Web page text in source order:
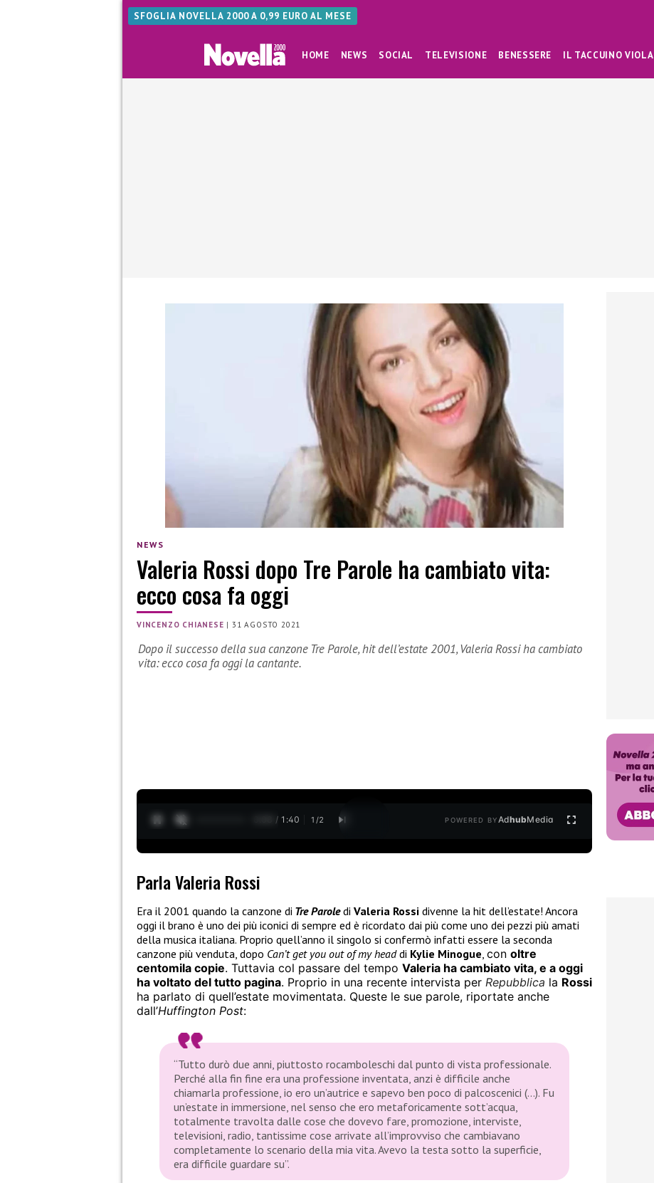
SFOGLIA NOVELLA 2000 A 0,99 EURO AL MESE
HOME NEWS SOCIAL TELEVISIONE BENESSERE IL TACCUINO VIOLA
NEWS
Valeria Rossi dopo Tre Parole ha cambiato vita:
ecco cosa fa oggi
VINCENZO CHIANESE |31 AGOSTO 2021
Dopo il successo della sua canzone Tre Parole, hit dell’estate 2001, Valeria Rossi ha cambiato
vita: ecco cosa fa oggi la cantante.
0:09 / 1:40 1 /2 POWERED BYAdhubMedia
Parla Valeria Rossi
Era il 2001 quando la canzone di Tre Paroledi Valeria Rossi divenne la hit dell’estate! Ancora
oggi il brano è uno dei più iconici di sempre ed è ricordato dai più come uno dei pezzi più amati
della musica italiana. Proprio quell’anno il singolo si confermò infatti essere la seconda
canzone più venduta, dopo Can’t get you out of my headdi Kylie Minogue, con oltre
centomila copie. Tuttavia col passare del tempo Valeria ha cambiato vita, e a oggi
ha voltato del tutto pagina. Proprio in una recente intervista per Repubblica la Rossi
ha parlato di quell’estate movimentata. Queste le sue parole, riportate anche
dall’Huffington Post:
“Tutto durò due anni, piuttosto rocamboleschi dal punto di vista professionale.
Perché alla fin fine era una professione inventata, anzi è difficile anche
chiamarla professione, io ero un’autrice e sapevo ben poco di palcoscenici (…). Fu
un’estate in immersione, nel senso che ero metaforicamente sott’acqua,
totalmente travolta dalle cose che dovevo fare, promozione, interviste,
televisioni, radio, tantissime cose arrivate all’improvviso che cambiavano
completamente lo scenario della mia vita. Avevo la testa sotto la superficie,
era difficile guardare su”.